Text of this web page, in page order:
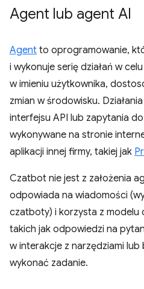
Agent lub agent AI
Agent to oprogramowanie,
i wykonuje serię działań w
w imieniu użytkownika,
zmian w środowisku.
interfejsu API lub zapytania
wykonywane na stronie
aplikacji innej firmy, takiej jak
Czatbot nie jest z założenia
odpowiada na wiadomości
czatboty) i korzysta z modelu
takich jak odpowiedzi na
w interakcje z narzędziami
wykonać zadanie.